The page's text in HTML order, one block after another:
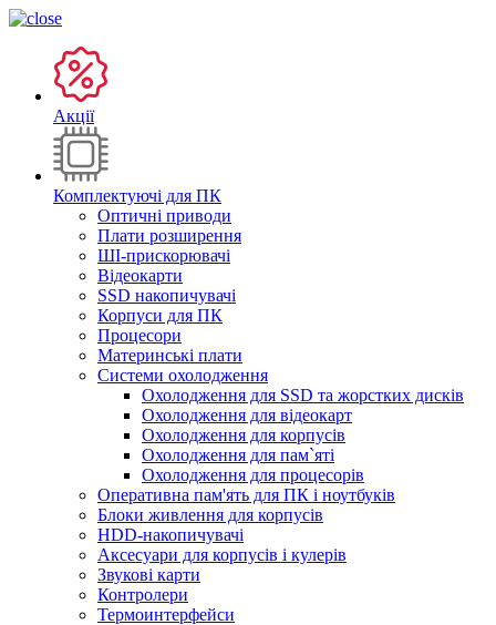
Акції
Комплектуючі для ПК
Оптичні приводи
Плати розширення
ШІ-прискорювачі
Відеокарти
SSD накопичувачі
Корпуси для ПК
Процесори
Материнські плати
Системи охолодження
Охолодження для SSD та жорстких дисків
Охолодження для відеокарт
Охолодження для корпусів
Охолодження для пам`яті
Охолодження для процесорів
Оперативна пам'ять для ПК і ноутбуків
Блоки живлення для корпусів
HDD-накопичувачі
Аксесуари для корпусів і кулерів
Звукові карти
Контролери
Термоинтерфейси